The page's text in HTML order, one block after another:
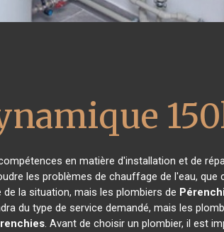
en matière d'installation et de
les problèmes de chauffage de l'eau, que
la situation, mais les plombiers de
du type de service demandé, mais les
. Avant de choisir un plombier, il est